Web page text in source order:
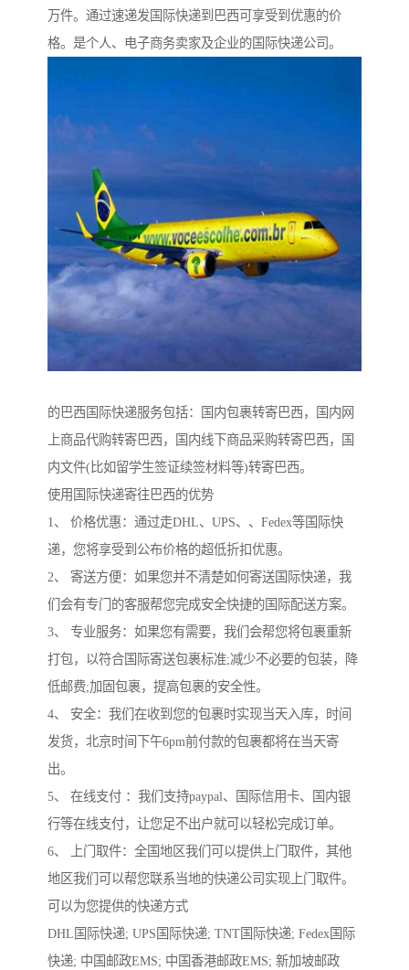
万件。通过速递发国际快递到巴西可享受到优惠的价
格。是个人、电子商务卖家及企业的国际快递公司。
的巴西国际快递服务包括：国内包裹转寄巴西，国内网
上商品代购转寄巴西，国内线下商品采购转寄巴西，国
内文件(比如留学生签证续签材料等)转寄巴西。
使用国际快递寄往巴西的优势
1、 价格优惠：通过走DHL、UPS、、Fedex等国际快
递，您将享受到公布价格的超低折扣优惠。
2、 寄送方便：如果您并不清楚如何寄送国际快递，我
们会有专门的客服帮您完成安全快捷的国际配送方案。
3、 专业服务：如果您有需要，我们会帮您将包裹重新
打包，以符合国际寄送包裹标准;减少不必要的包装，降
低邮费;加固包裹，提高包裹的安全性。
4、 安全：我们在收到您的包裹时实现当天入库，时间
发货，北京时间下午6pm前付款的包裹都将在当天寄
出。
5、 在线支付 ：我们支持paypal、国际信用卡、国内银
行等在线支付，让您足不出户就可以轻松完成订单。
6、 上门取件：全国地区我们可以提供上门取件，其他
地区我们可以帮您联系当地的快递公司实现上门取件。
可以为您提供的快递方式
DHL国际快递; UPS国际快递; TNT国际快递; Fedex国际
快递; 中国邮政EMS; 中国香港邮政EMS; 新加坡邮政